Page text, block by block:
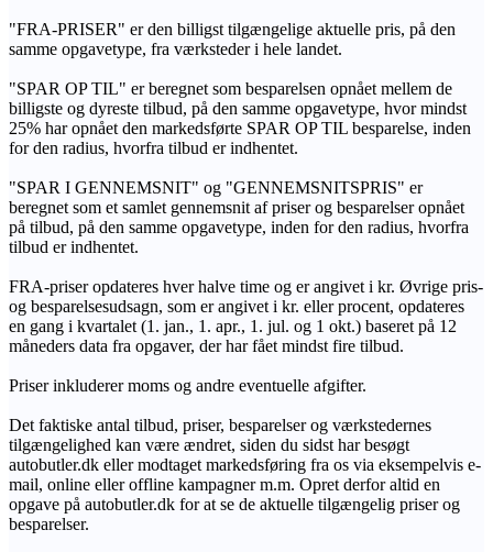
"FRA-PRISER" er den billigst tilgængelige aktuelle pris, på den
samme opgavetype, fra værksteder i hele landet.
"SPAR OP TIL" er beregnet som besparelsen opnået mellem de
billigste og dyreste tilbud, på den samme opgavetype, hvor mindst
25% har opnået den markedsførte SPAR OP TIL besparelse, inden
for den radius, hvorfra tilbud er indhentet.
"SPAR I GENNEMSNIT" og "GENNEMSNITSPRIS" er
beregnet som et samlet gennemsnit af priser og besparelser opnået
på tilbud, på den samme opgavetype, inden for den radius, hvorfra
tilbud er indhentet.
FRA-priser opdateres hver halve time og er angivet i kr. Øvrige pris-
og besparelsesudsagn, som er angivet i kr. eller procent, opdateres
en gang i kvartalet (1. jan., 1. apr., 1. jul. og 1 okt.) baseret på 12
måneders data fra opgaver, der har fået mindst fire tilbud.
Priser inkluderer moms og andre eventuelle afgifter.
Det faktiske antal tilbud, priser, besparelser og værkstedernes
tilgængelighed kan være ændret, siden du sidst har besøgt
autobutler.dk eller modtaget markedsføring fra os via eksempelvis e-
mail, online eller offline kampagner m.m. Opret derfor altid en
opgave på autobutler.dk for at se de aktuelle tilgængelig priser og
besparelser.